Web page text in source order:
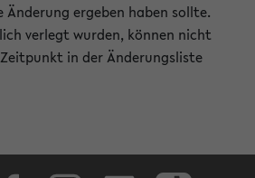
Änderung ergeben haben sollte.
verlegt wurden, können nicht
in der Änderungsliste